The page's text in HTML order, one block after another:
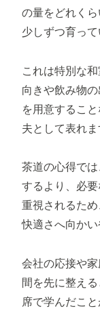
の量をどれく
少しずつ育って
これは特別な
向きや飲み物
を用意するこ
夫として表れま
茶道の心得で
するより、必
重視されるた
快適さへ向かい
会社の応接や
間を先に整え
席で学んだこ